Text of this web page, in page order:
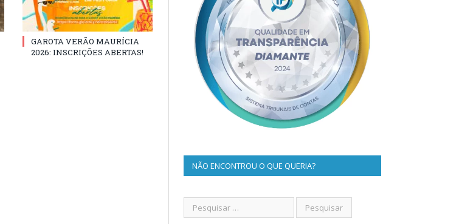
GAROTA VERÃO MAURÍCIA
2026: INSCRIÇÕES ABERTAS!
NÃO ENCONTROU O QUE QUERIA?